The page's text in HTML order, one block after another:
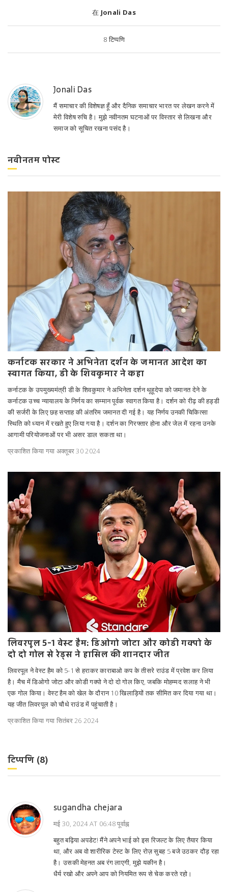
在 Jonali Das
8टिप्पणि
Jonali Das
मैं समाचार की विशेषज्ञ हूँ और दैनिक समाचार भारत पर लेखन करने में
मेरी विशेष रुचि है। मुझे नवीनतम घटनाओं पर विस्तार से लिखना और
समाज को सूचित रखना पसंद है।
नवीनतम पोस्ट
कर्नाटक सरकार ने अभिनेता दर्शन के जमानत आदेश का
स्वागत किया, डी के शिवकुमार ने कहा
कर्नाटक के उपमुख्यमंत्री डी के शिवकुमार ने अभिनेता दर्शन थूहूदेपा को जमानत देने के
कर्नाटक उच्च न्यायालय के निर्णय का सम्मान पूर्वक स्वागत किया है। दर्शन को रीढ़ की हड्डी
की सर्जरी के लिए छह सप्ताह की अंतरिम जमानत दी गई है। यह निर्णय उनकी चिकित्सा
स्थिति को ध्यान में रखते हुए लिया गया है। दर्शन का गिरफ्तार होना और जेल में रहना उनके
आगामी परियोजनाओं पर भी असर डाल सकता था।
प्रकाशित किया गया अक्तूबर 30 2024
लिवरपूल 5-1 वेस्ट हैम: डिओगो जोटा और कोडी गक्पो के
दो दो गोल से रेड्स ने हासिल की शानदार जीत
लिवरपूल ने वेस्ट हैम को 5-1 से हराकर काराबाओ कप के तीसरे राउंड में प्रवेश कर लिया
है। मैच में डिओगो जोटा और कोडी गक्पो ने दो दो गोल किए, जबकि मोहम्मद सलाह ने भी
एक गोल किया। वेस्ट हैम को खेल के दौरान 10 खिलाड़ियों तक सीमित कर दिया गया था।
यह जीत लिवरपूल को चौथे राउंड में पहुंचाती है।
प्रकाशित किया गया सितंबर 26 2024
टिप्पणि (8)
sugandha chejara
मई 30, 2024 AT 06:48 पूर्वाह्न
बहुत बढ़िया अपडेट! मैंने अपने भाई को इस रिजल्ट के लिए तैयार किया
था, और अब वो शारीरिक टेस्ट के लिए रोज़ सुबह 5 बजे उठकर दौड़ रहा
है। उसकी मेहनत अब रंग लाएगी, मुझे यकीन है।
धैर्य रखो और अपने आप को नियमित रूप से चेक करते रहो।